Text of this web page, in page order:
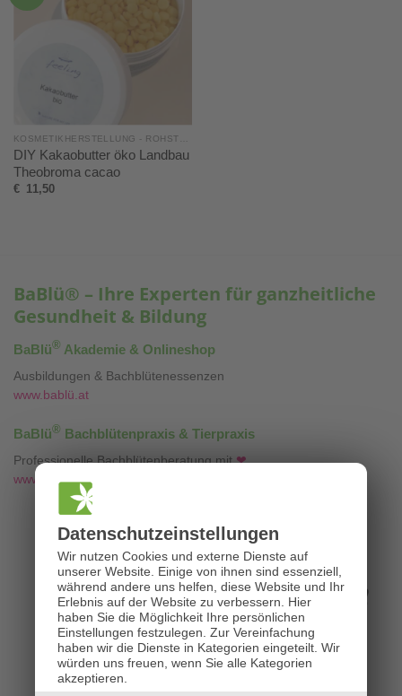
Datenschutz­einstellungen
Wir nutzen Cookies und externe Dienste auf
unserer Website. Einige von ihnen sind essenziell,
während andere uns helfen, diese Website und Ihr
Erlebnis auf der Website zu verbessern. Hier
haben Sie die Möglichkeit Ihre persönlichen
Einstellungen festzulegen. Zur Vereinfachung
haben wir die Dienste in Kategorien eingeteilt. Wir
würden uns freuen, wenn Sie alle Kategorien
akzeptieren.
DIY Kakaobutter öko Landbau
Theobroma cacao
€ 11,50
BaBlü® – Ihre Experten für ganzheitliche
Gesundheit & Bildung
BaBlü® Akademie & Onlineshop
Ausbildungen & Bachblütenessenzen
www.bablü.at
BaBlü® Bachblütenpraxis & Tierpraxis
Professionelle Bachblütenberatung mit❤
www.die-bachblütenpraxis.at